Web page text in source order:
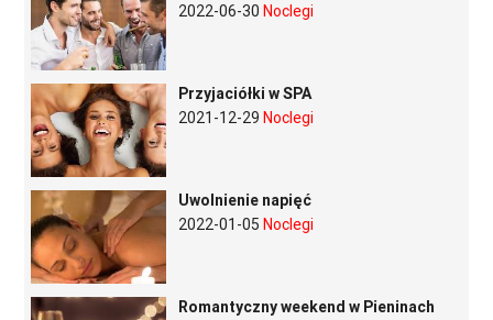
2022-06-30 Noclegi
Przyjaciółki w SPA
2021-12-29 Noclegi
Uwolnienie napięć
2022-01-05 Noclegi
Romantyczny weekend w Pieninach